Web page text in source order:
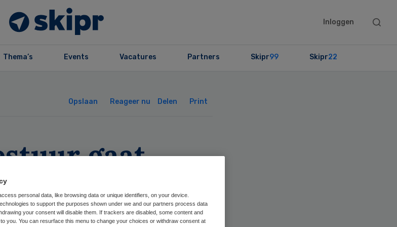
Inloggen
Search
Thema’s Events Vacatures Partners Skipr99 Skipr22
Opslaan Reageer nu Delen Print
gaat
met cao-
personal data, like browsing data or unique identifiers, on your device.
to support the purposes shown under we and our partners process data
your consent will disable them. If trackers are disabled, some content and
you. You can resurface this menu to change your choices or withdraw consent at